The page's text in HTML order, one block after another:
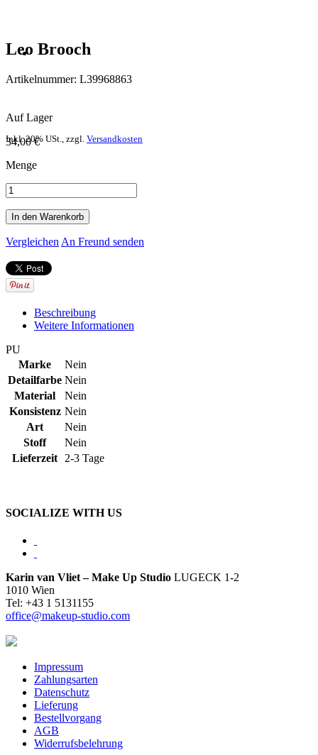
Leo Brooch
Artikelnummer: L39968863
Auf Lager
34,00 €
Inkl. 20% USt., zzgl. Versandkosten
Menge
In den Warenkorb
Vergleichen An Freund senden
Beschreibung
Weitere Informationen
PU
Marke
Nein
Detailfarbe Nein
Material
Nein
Konsistenz Nein
Art
Nein
Stoff
Nein
Lieferzeit
2-3 Tage
SOCIALIZE WITH US
Karin van Vliet – Make Up Studio LUGECK 1-2
1010 Wien
Tel: +43 1 5131155
office@makeup-studio.com
Impressum
Zahlungsarten
Datenschutz
Lieferung
Bestellvorgang
AGB
Widerrufsbelehrung